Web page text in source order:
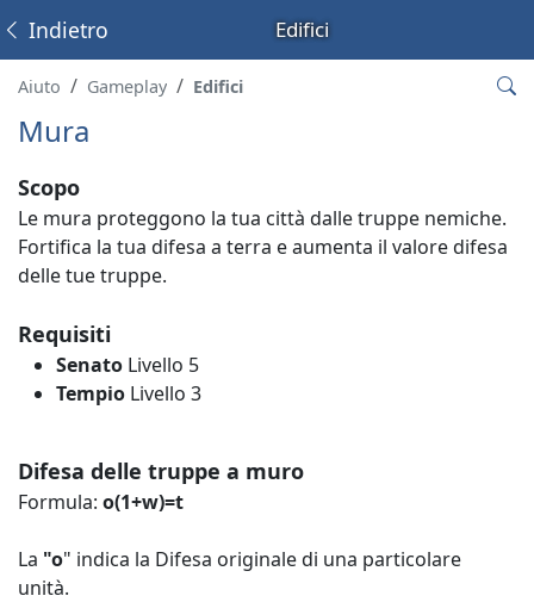
Edifici
Indietro
Aiuto Gameplay Edifici
Mura
Scopo
Le mura proteggono la tua città dalle truppe nemiche.
Fortifica la tua difesa a terra e aumenta il valore difesa
delle tue truppe.
Requisiti
Senato Livello 5
Tempio Livello 3
Difesa delle truppe a muro
Formula: o(1+w)=t
La "o" indica la Difesa originale di una particolare
unità.